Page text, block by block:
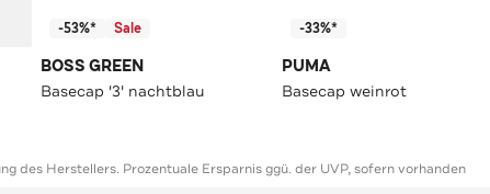
-53%* Sale
BOSS GREEN
Basecap '3' nachtblau
-33%*
PUMA
Basecap weinrot
des Herstellers. Prozentuale Ersparnis ggü. der UVP, sofern vorhanden